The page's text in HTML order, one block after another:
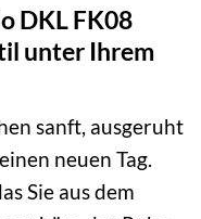
DKL FK08
unter Ihrem
sanft, ausgeruht
neuen Tag.
Sie aus dem